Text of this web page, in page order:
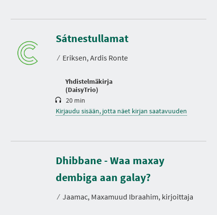
Sátnestullamat
⁄ Eriksen, Ardis Ronte
Yhdistelmäkirja
(DaisyTrio)
e
s
o
20 min
Kirjaudu sisään, jotta näet kirjan saatavuuden
Dhibbane - Waa maxay
dembiga aan galay?
⁄ Jaamac, Maxamuud Ibraahim, kirjoittaja
K
e
s
t